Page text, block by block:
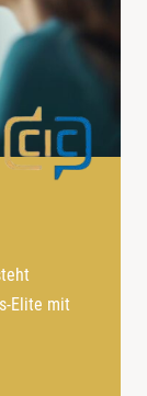
Elite mit